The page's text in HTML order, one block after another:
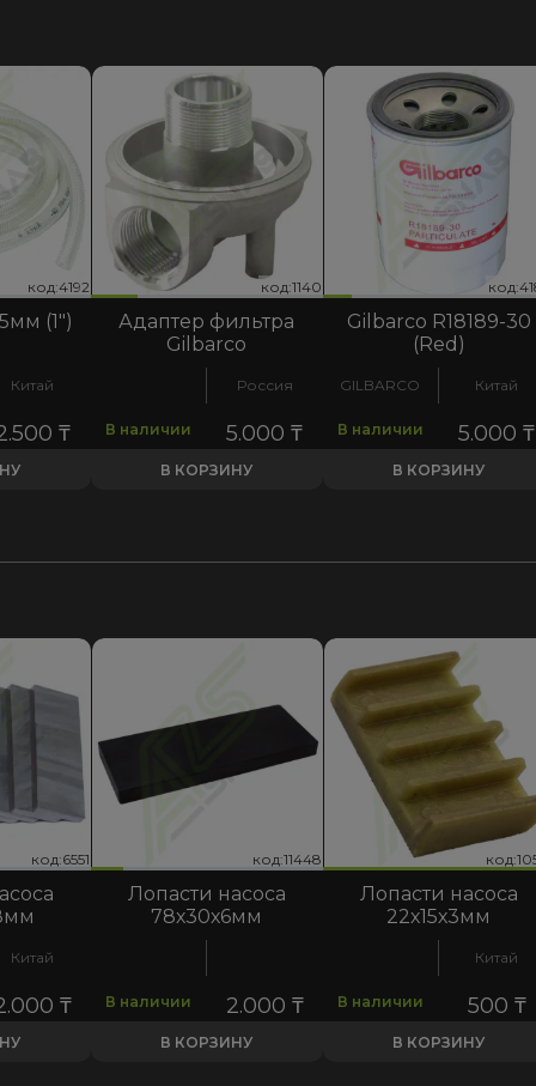
код:4192 код:4192
(1")
Китай
₸
код:1140 код:1140
Адаптер фильтра
Gilbarco
Россия
В наличии 5.000₸
В КОРЗИНУ
код:4180 код:4180
Gilbarco R18189-30
(Red)
GILBARCO Китай
В наличии 5.000₸
В КОРЗИНУ
код:6551 код:6551
Китай
₸
код:11448 код:11448
Лопасти насоса
78х30х6мм
В наличии 2.000 ₸
В КОРЗИНУ
код:10555 код:10555
Лопасти насоса
22х15х3мм
Китай
В наличии 500 ₸
В КОРЗИНУ